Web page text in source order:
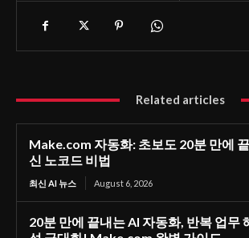
Related articles
Make.com 자동화: 초보도 20분 만에
신 노코드 비법
최신 AI 뉴스 August 6, 2026
20분 만에 끝내는 AI 자동화, 반복 업무